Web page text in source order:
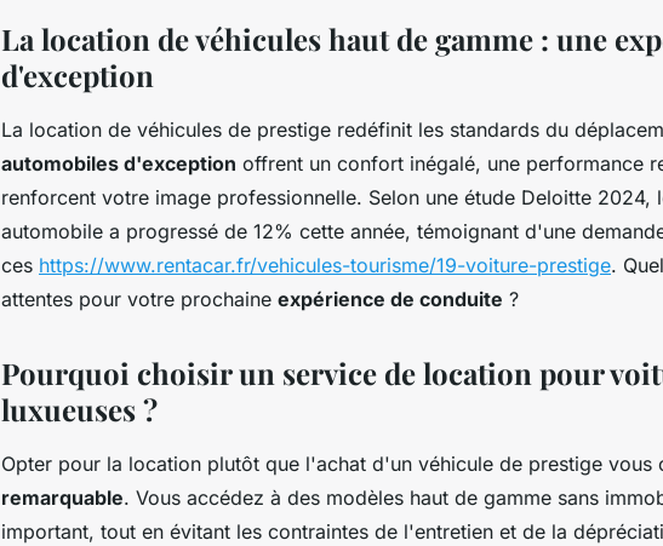
La location de véhicules haut de gamme : une
d'exception
La location de véhicules de prestige redéfinit les standards du
automobiles d'exception offrent un confort inégalé, une performance
renforcent votre image professionnelle. Selon une étude Deloitte 2024,
automobile a progressé de 12% cette année, témoignant d'une
ces https://www.rentacar.fr/vehicules-tourisme/19-voiture-prestige.
attentes pour votre prochaine expérience de conduite ?
Pourquoi choisir un service de location pour
luxueuses ?
Opter pour la location plutôt que l'achat d'un véhicule de prestige vous
remarquable. Vous accédez à des modèles haut de gamme sans
important, tout en évitant les contraintes de l'entretien et de la